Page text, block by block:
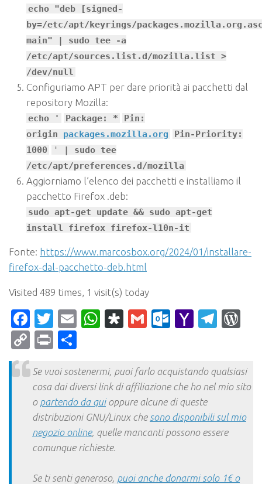
echo "deb [signed-
by=/etc/apt/keyrings/
main" | sudo tee -a
/etc/apt/sources.list.d/mozilla.list >
/dev/null
Configuriamo APT per dare priorità ai pacchetti dal
repository Mozilla:
echo ' Package: *
Pin:
origin packages.mozilla.org
Pin-Priority:
1000
'
| sudo tee
/etc/apt/preferences.d/mozilla
Aggiorniamo l’elenco dei pacchetti e installiamo il
pacchetto Firefox .deb:
sudo apt-get update && sudo apt-get
install firefox firefox-l10n-it
Fonte: https://www.marcosbox.org/2024/01/installare-
firefox-dal-pacchetto-deb.html
Visited 489 times, 1 visit(s) today
Facebook
Twitter
EmailWhatsApp
Diaspora
Gmail Yahoo
CopyPrint
Se vuoi sostenermi, puoi farlo acquistando qualsiasi
cosa dai diversi link di affiliazione che ho nel mio sito
o partendo da quioppure alcune di queste
distribuzioni GNU/Linux che sono disponibili sul mio
negozio online, quelle mancanti possono essere
comunque richieste.
Se ti senti generoso, puoi anche donarmi solo 1€ o